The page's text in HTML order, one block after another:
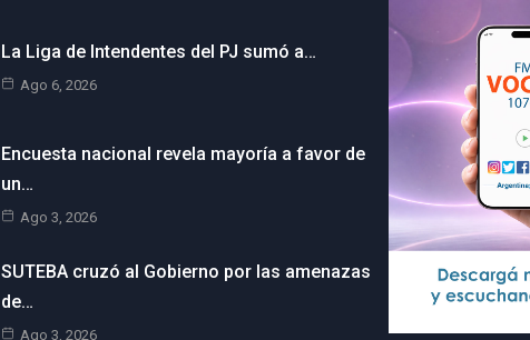
La Liga de Intendentes del PJ sumó a…
Ago 6, 2026
Encuesta nacional revela mayoría a favor de
un…
Ago 3, 2026
SUTEBA cruzó al Gobierno por las amenazas
de…
Ago 3, 2026